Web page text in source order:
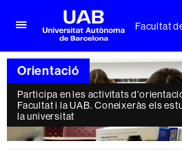
per
desplegar
el
menú
de
Facultat
de
Medicina
Universitat
Autònoma
de
Barcelona
Facultat
Orientació
Participa en les activitats
Facultat i la UAB. Coneixeràs els
la universitat